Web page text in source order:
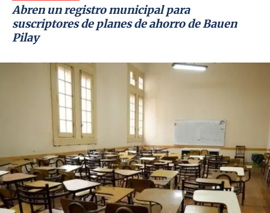
Abren un registro municipal para
suscriptores de planes de ahorro de Bauen
Pilay